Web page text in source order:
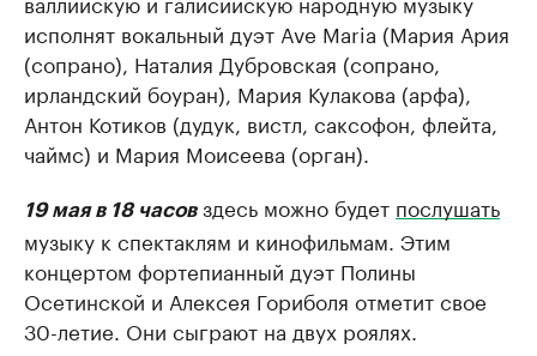
исполнят вокальный дуэт Ave Maria (Мария Ария
(сопрано), Наталия Дубровская (сопрано,
ирландский боуран), Мария Кулакова (арфа),
Антон Котиков (дудук, вистл, саксофон, флейта,
чаймс) и Мария Моисеева (орган).
19 мая в 18 часовздесь можно будет послушать
музыку к спектаклям и кинофильмам. Этим
концертом фортепианный дуэт Полины
Осетинской и Алексея Гориболя отметит свое
30-летие. Они сыграют на двух роялях.